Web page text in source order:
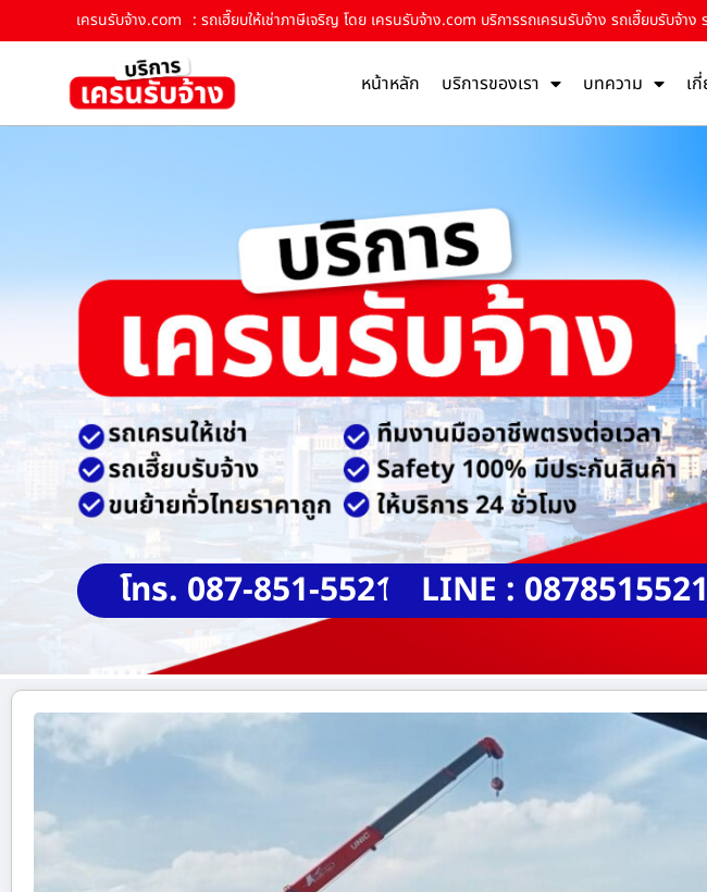
เครนรับจ้าง.com : รถเฮี๊ยบให้เช่าภาษีเจริญ โดย เครนรับจ้าง.com บริการรถเครนรับจ้าง รถเฮี๊ยบรับจ้าง
หน้าหลัก บริการของเรา บทความ เ
โทร. 087-851-5521 LINE : 0878515521